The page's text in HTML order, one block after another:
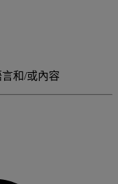
言和/或內容